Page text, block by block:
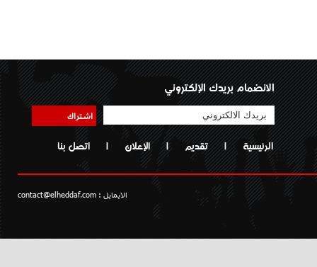
الانضمام بريدك الإلكتروني
اشتراك
الرئيسية | تقديم | الإعلان | اتصل بنا
الايمايل : contact@elheddaf.com